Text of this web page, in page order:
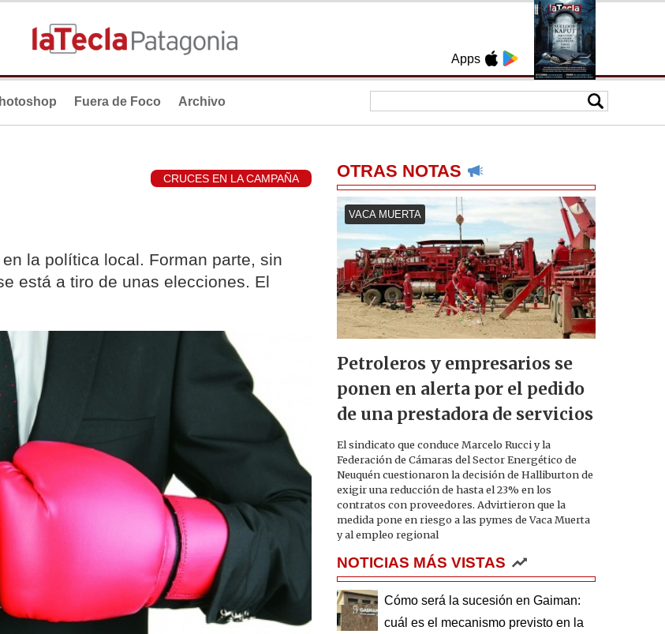
Apps
Fuera de Foco Archivo
CRUCES EN LA CAMPAÑA
la política local. Forman parte, sin
está a tiro de unas elecciones. El
OTRAS NOTAS
VACA MUERTA
Petroleros y empresarios se
ponen en alerta por el pedido
de una prestadora de servicios
El sindicato que conduce Marcelo Rucci y la
Federación de Cámaras del Sector Energético de
Neuquén cuestionaron la decisión de Halliburton de
exigir una reducción de hasta el 23% en los
contratos con proveedores. Advirtieron que la
medida pone en riesgo a las pymes de Vaca Muerta
y al empleo regional
NOTICIAS MÁS VISTAS
Cómo será la sucesión en Gaiman:
cuál es el mecanismo previsto en la